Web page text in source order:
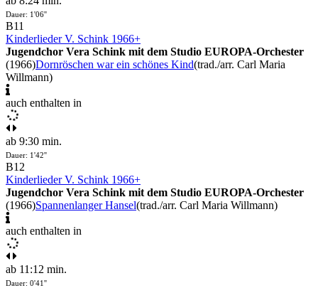
Dauer: 1'06''
B11
Kinderlieder V. Schink 1966+
Jugendchor Vera Schink mit dem Studio EUROPA-Orchester
(1966)Dornröschen war ein schönes Kind(trad./arr. Carl Maria
Willmann)
auch enthalten in
ab 9:30 min.
Dauer: 1'42''
B12
Kinderlieder V. Schink 1966+
Jugendchor Vera Schink mit dem Studio EUROPA-Orchester
(1966)Spannenlanger Hansel(trad./arr. Carl Maria Willmann)
auch enthalten in
ab 11:12 min.
Dauer: 0'41''